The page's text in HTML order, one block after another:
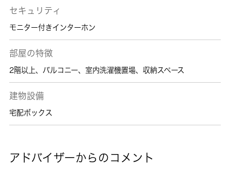
セキュリティ
モニター付きインターホン
部屋の特徴
2階以上、 バルコニー、 室内洗濯機置場、 収納スペース
建物設備
宅配ボックス
アドバイザーからのコメント